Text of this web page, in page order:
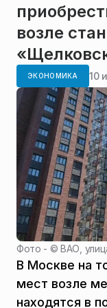
возле
ЭКОНОМИКА 10
Фото - ©ВАО,
В Москве на
мест возле
находятся в